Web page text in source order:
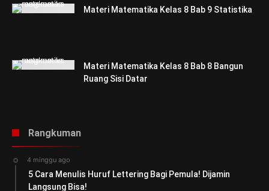
Materi Matematika Kelas 8 Bab 9 Statistika
Materi Matematika Kelas 8 Bab 8 Bangun
Ruang Sisi Datar
Rangkuman
4 minggu ago
5 Cara Menulis Huruf Lettering Bagi Pemula! Dijamin
Langsung Bisa!